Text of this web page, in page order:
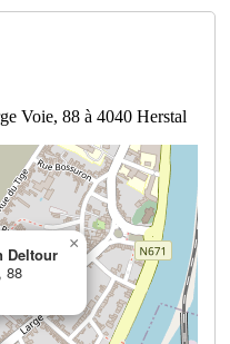
Voie, 88 à 4040 Herstal
Deltour
88
×